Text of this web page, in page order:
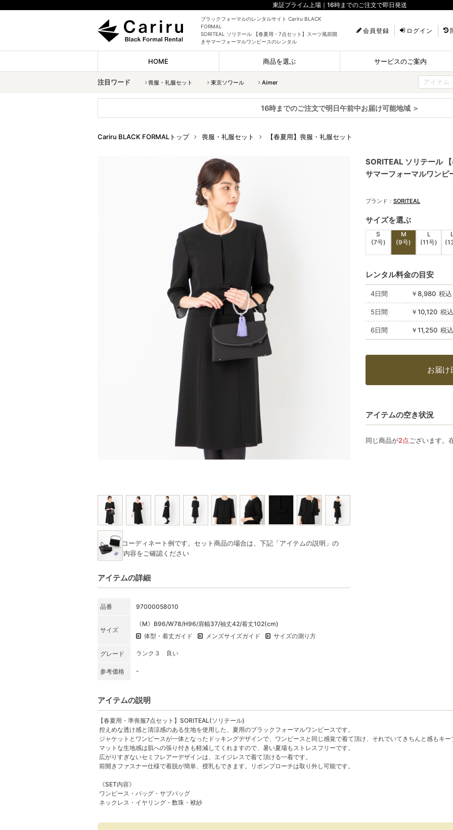
東証プライム上場｜16時までのご注文で即日発送
ブラックフォーマルのレンタルサイト Cariru BLACK
FORMAL
SORITEAL ソリテール 【春夏用・7点セット】スーツ風前開
きサマーフォーマルワンピースのレンタル
会員登録 ログイン
HOME 商品を選ぶ サービスのご案内
注目ワード 喪服・礼服セット 東京ソワール Aimer
16時までのご注文で明日午前中お届け可能地域 ＞
Cariru BLACK FORMALトップ 喪服・礼服セット 【春夏用】喪服・礼服セット
※写真はコーディネート例です。セット商品の場合は、下記「アイテムの説明」の
★SET内容をご確認ください
アイテムの詳細
品番 97000058010
サイズ
《M》B96/W78/H96/肩幅37/袖丈42/着丈102(cm)
体型・着丈ガイド
メンズサイズガイド サイズの測り方
グレード ランク３ 良い
参考価格 -
SORITEAL ソリテール
サマーフォーマルワンピ
ブランド： SORITEAL
サイズを選ぶ
S
(7号)
M
(9号)
L
(11号)
レンタル料金の目安
4日間 ￥8,980 税
5日間 ￥10,120 税
6日間 ￥11,250 税
お届け
アイテムの空き状況
同じ商品が2点 ございます。
アイテムの説明
【春夏用・準喪服7点セット】SORITEAL(ソリテール)
控えめな透け感と清涼感のある生地を使用した、夏用のブラックフォーマルワンピースです。
ジャケットとワンピースが一体となったドッキングデザインで、ワンピースと同じ感覚で着て頂け、それでいてきちんと感もキー
マットな生地感は肌への張り付きも軽減してくれますので、暑い夏場もストレスフリーです。
広がりすぎないセミフレアーデザインは、エイジレスで着て頂ける一着です。
前開きファスナー仕様で着脱が簡単、授乳もできます。リボンブローチは取り外し可能です。
《SET内容》
ワンピース・バッグ・サブバッグ
ネックレス・イヤリング・数珠・袱紗